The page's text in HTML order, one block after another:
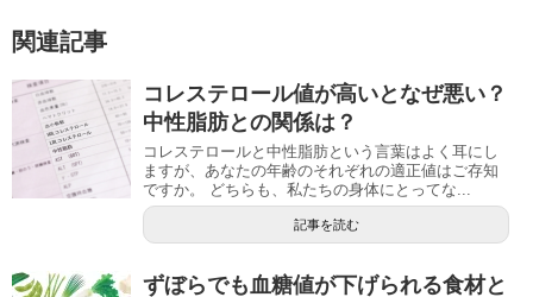
関連記事
コレステロール値が高いとなぜ悪い？
中性脂肪との関係は？
コレステロールと中性脂肪という言葉はよく耳にし
ますが、あなたの年齢のそれぞれの適正値はご存知
ですか。 どちらも、私たちの身体にとってな...
記事を読む
ずぼらでも血糖値が下げられる食材と